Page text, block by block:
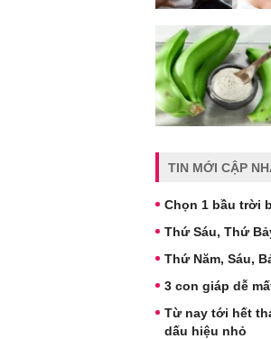
TIN MỚI CẬP
Chọn 1 bầu trời
Thứ Sáu, Thứ
Thứ Năm, Sáu,
3 con giáp dễ
Từ nay tới hết
dấu hiệu nhỏ